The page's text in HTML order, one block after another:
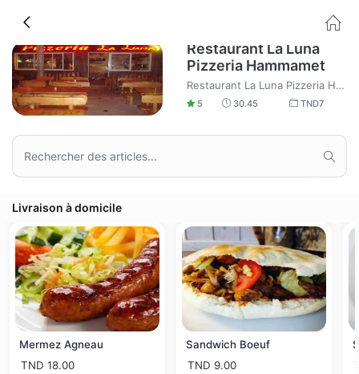
Restaurant La Luna
Pizzeria Hammamet
Restaurant La Luna Pizzeria Hammamet Pizza, Libanais, Sandwich, Baguette farcie et cuisine Tunisienne et vous trouverez ça chez Pizzeria L'acquolina In Bocca Hammamet Livraison à domicile
5 30.45 TND7
Livraison à domicile
Mermez Agneau
TND 18.00
Sandwich Boeuf
TND 9.00